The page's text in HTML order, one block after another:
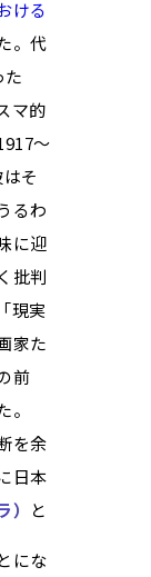
ける
。代
た
マ的
1917～
そ
るわ
に迎
批判
現実
家た
前
を余
日本
と
にな